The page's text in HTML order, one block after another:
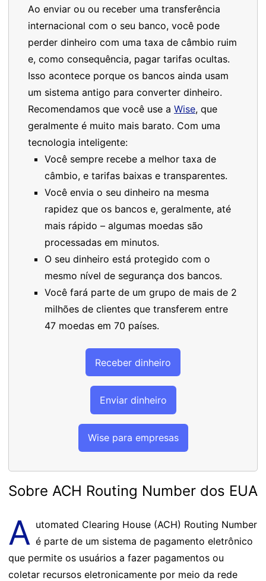
Ao enviar ou ou receber uma transferência
internacional com o seu banco, você pode
perder dinheiro com uma taxa de câmbio ruim
e, como consequência, pagar tarifas ocultas.
Isso acontece porque os bancos ainda usam
um sistema antigo para converter dinheiro.
Recomendamos que você use a Wise, que
geralmente é muito mais barato. Com uma
tecnologia inteligente:
Você sempre recebe a melhor taxa de
câmbio, e tarifas baixas e transparentes.
Você envia o seu dinheiro na mesma
rapidez que os bancos e, geralmente, até
mais rápido – algumas moedas são
processadas em minutos.
O seu dinheiro está protegido com o
mesmo nível de segurança dos bancos.
Você fará parte de um grupo de mais de 2
milhões de clientes que transferem entre
47 moedas em 70 países.
Receber dinheiro
Enviar dinheiro
Wise para empresas
Sobre ACH Routing Number dos EUA
A utomated Clearing House (ACH) Routing Number
é parte de um sistema de pagamento eletrônico
que permite os usuários a fazer pagamentos ou
coletar recursos eletronicamente por meio da rede